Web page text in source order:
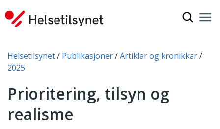
Du er her:
Helsetilsynet Publikasjoner
Artiklar og kronikkar
2025
Prioritering, tilsyn og
realisme